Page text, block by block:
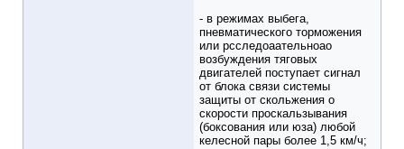
- в режимах выбега,
пневматического торможения
или рcследоаательнoао
возбуждения тяговых
двигателей поступает сигнал
от блока связи системы
защиты от скольжения о
скорости проскальзывания
(боксования или юза) любой
келесной пары более 1,5 км/ч;